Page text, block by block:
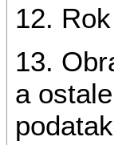
12.
13.
a